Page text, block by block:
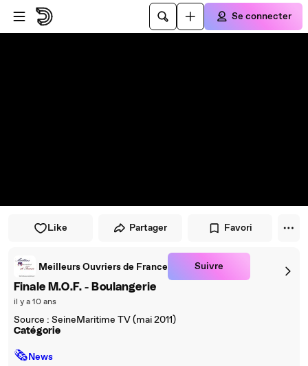
Passer au player
Passer au contenu principal
Se connecter
Like Partager Favori
Meilleurs Ouvriers de France Suivre
Finale M.O.F. - Boulangerie
il y a 10 ans
Source : SeineMaritime TV (mai 2011)
Catégorie
🗞News